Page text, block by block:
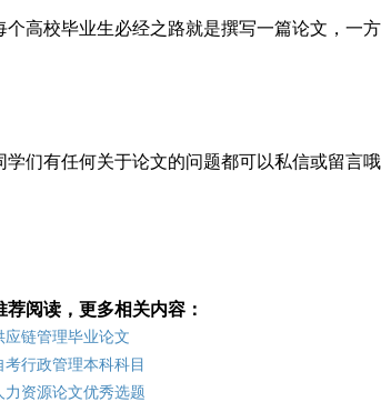
个高校毕业生必经之路就是撰写一篇论文，一
学们有任何关于论文的问题都可以私信或留言哦
荐阅读，更多相关内容：
应链管理毕业论文
考行政管理本科科目
力资源论文优秀选题